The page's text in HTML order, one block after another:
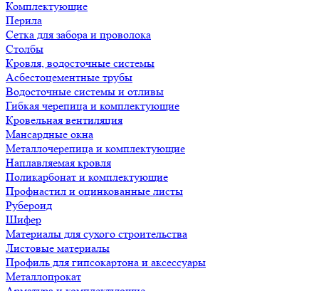
Комплектующие
Перила
Сетка для забора и проволока
Столбы
Кровля, водосточные системы
Асбестоцементные трубы
Водосточные системы и отливы
Гибкая черепица и комплектующие
Кровельная вентиляция
Мансардные окна
Металлочерепица и комплектующие
Наплавляемая кровля
Поликарбонат и комплектующие
Профнастил и оцинкованные листы
Рубероид
Шифер
Материалы для сухого строительства
Листовые материалы
Профиль для гипсокартона и аксессуары
Металлопрокат